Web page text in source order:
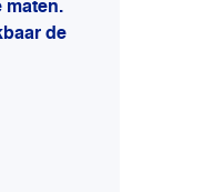
maten.
de